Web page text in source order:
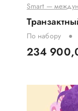
Smart —
По набору
234